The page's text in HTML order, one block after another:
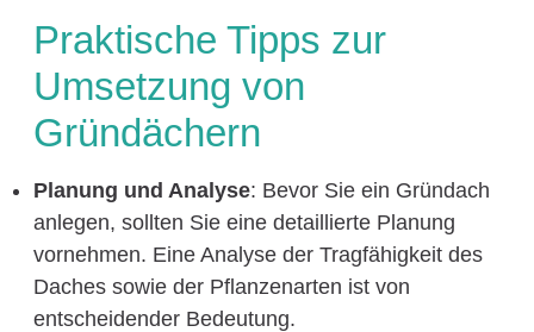
Praktische Tipps zur
Umsetzung von
Gründächern
Planung und Analyse: Bevor Sie ein Gründach
anlegen, sollten Sie eine detaillierte Planung
vornehmen. Eine Analyse der Tragfähigkeit des
Daches sowie der Pflanzenarten ist von
entscheidender Bedeutung.